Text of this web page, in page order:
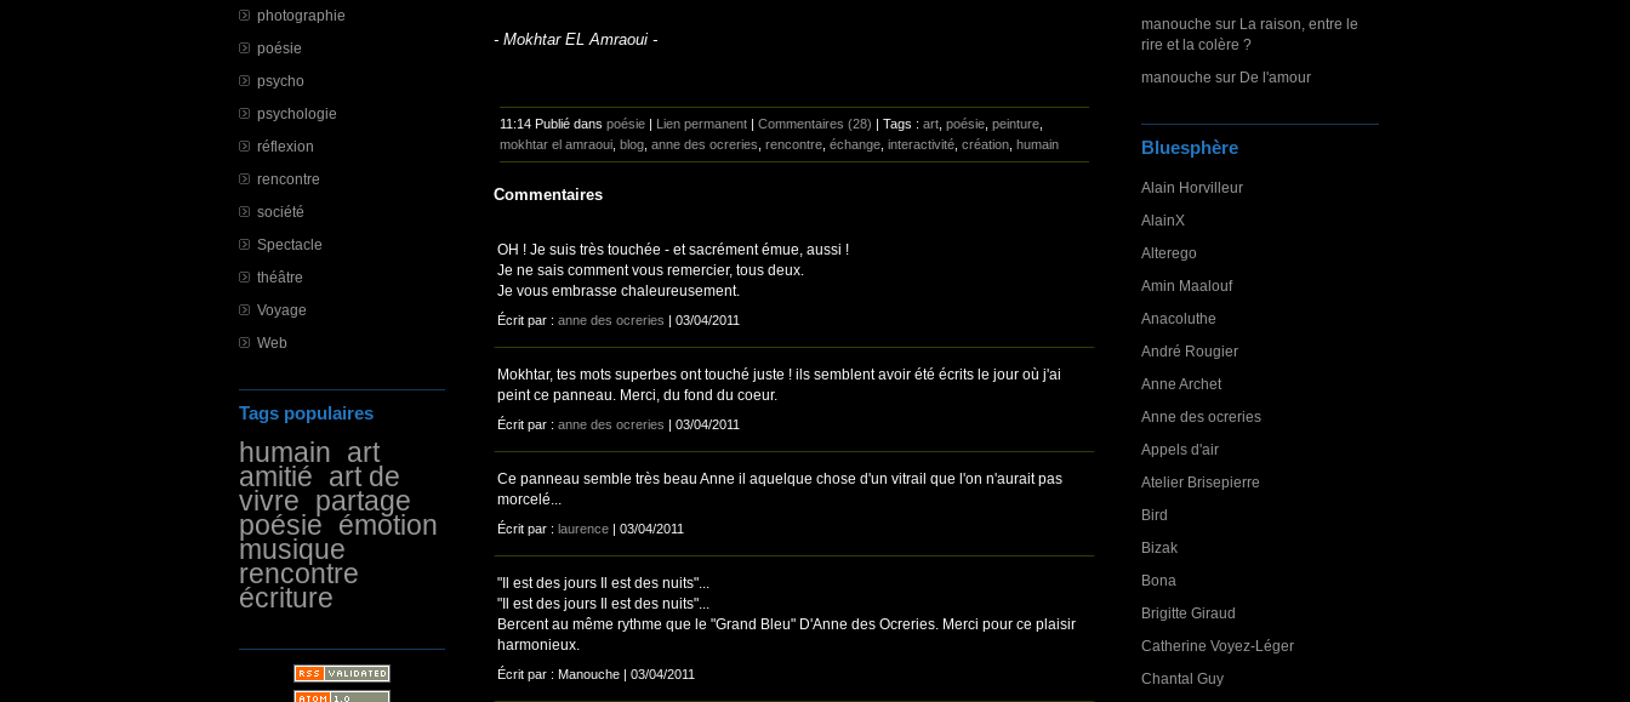
photographie
poésie
psycho
psychologie
réflexion
rencontre
société
Spectacle
théâtre
Voyage
Web
Tags populaires
humain art
amitié art de
vivre partage
poésie émotion
musique
rencontre
écriture
manouche sur La raison, entre le
rire et la colère ?
manouche sur De l'amour
Bluesphère
Alain Horvilleur
AlainX
Alterego
Amin Maalouf
Anacoluthe
André Rougier
Anne Archet
Anne des ocreries
Appels d'air
Atelier Brisepierre
Bird
Bizak
Bona
Brigitte Giraud
Catherine Voyez-Léger
Chantal Guy
- Mokhtar EL Amraoui -
11:14 Publié dans poésie Lien permanent Commentaires (28) | Tags : art, poésie, peinture,
mokhtar el amraoui, blog, anne des ocreries, rencontre, échange, interactivité, création, humain
Commentaires
OH ! Je suis très touchée - et sacrément émue, aussi !
Je ne sais comment vous remercier, tous deux.
Je vous embrasse chaleureusement.
Écrit par : anne des ocreries | 03/04/2011
Mokhtar, tes mots superbes ont touché juste ! ils semblent avoir été écrits le jour où j'ai
peint ce panneau. Merci, du fond du coeur.
Écrit par : anne des ocreries | 03/04/2011
Ce panneau semble très beau Anne il aquelque chose d'un vitrail que l'on n'aurait pas
morcelé...
Écrit par : laurence | 03/04/2011
"Il est des jours Il est des nuits"...
"Il est des jours Il est des nuits"...
Bercent au même rythme que le "Grand Bleu" D'Anne des Ocreries. Merci pour ce plaisir
harmonieux.
Écrit par : Manouche | 03/04/2011